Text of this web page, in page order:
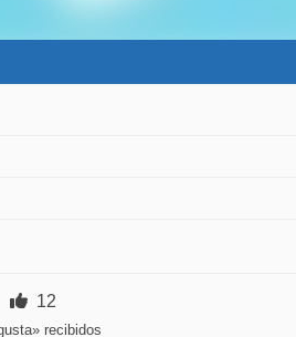
12
recibidos